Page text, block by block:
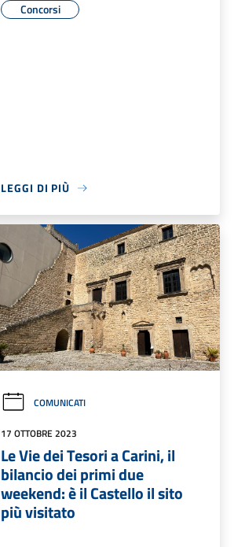
Concorsi
LEGGI DI PIÙ
COMUNICATI
17 OTTOBRE 2023
Le Vie dei Tesori a Carini, il
bilancio dei primi due
weekend: è il Castello il sito
più visitato